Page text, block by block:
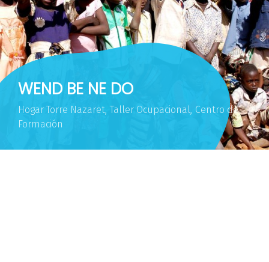
WEND BE NE DO
Hogar Torre Nazaret Taller Ocupacional Centro de
Formación